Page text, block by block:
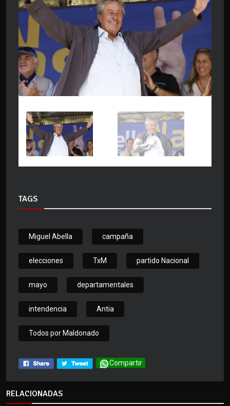
TAGS
Miguel Abella campaña
elecciones TxM partido Nacional
mayo departamentales
intendencia Antia
Todos por Maldonado
Compartir
RELACIONADAS